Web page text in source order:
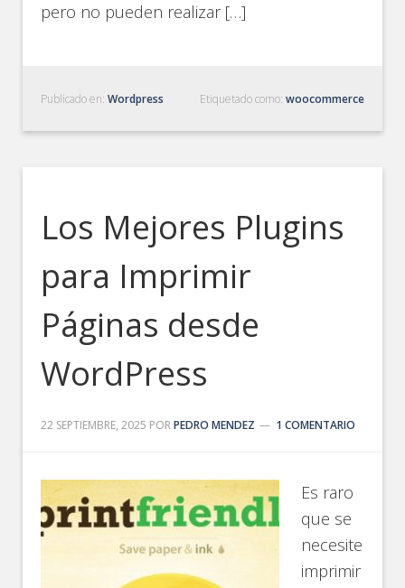
pero no pueden realizar […]
Publicado en:Wordpress Etiquetado como: woocommerce
Los Mejores Plugins
para Imprimir
Páginas desde
WordPress
22 SEPTIEMBRE, 2025 PORPEDRO MENDEZ 1 COMENTARIO
Es raro
que se
necesite
imprimir